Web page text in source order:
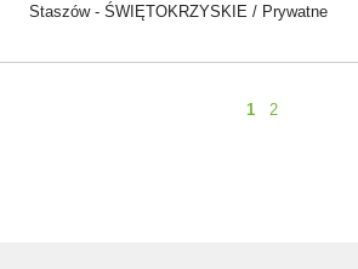
Staszów - ŚWIĘTOKRZYSKIE / Prywatne
1 2